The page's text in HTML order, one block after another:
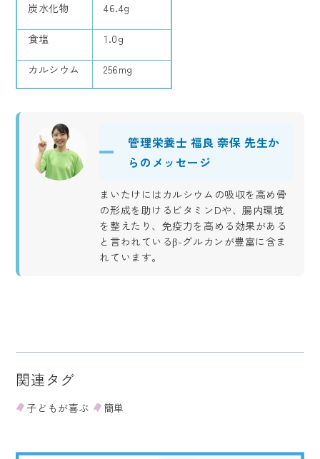
炭水化物 46.4g
食塩 1.0g
カルシウム 256mg
管理栄養士 福良 奈保 先生か
らのメッセージ
まいたけにはカルシウムの吸収を高め骨
の形成を助けるビタミンDや、腸内環境
を整えたり、免疫力を高める効果がある
と言われているβ-グルカンが豊富に含ま
れています。
関連タグ
子どもが喜ぶ 簡単